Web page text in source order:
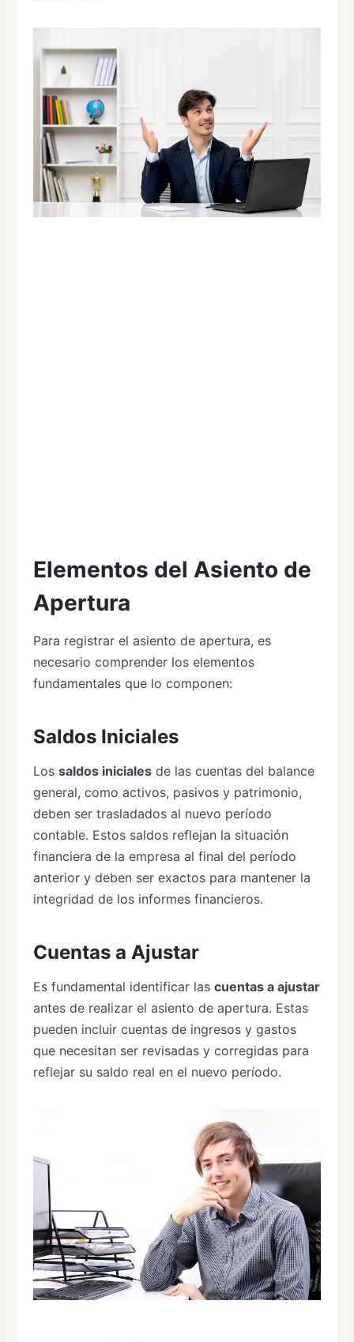
Elementos del Asiento de
Apertura
Para registrar el asiento de apertura, es
necesario comprender los elementos
fundamentales que lo componen:
Saldos Iniciales
Los saldos iniciales de las cuentas del balance
general, como activos, pasivos y patrimonio,
deben ser trasladados al nuevo período
contable. Estos saldos reflejan la situación
financiera de la empresa al final del período
anterior y deben ser exactos para mantener la
integridad de los informes financieros.
Cuentas a Ajustar
Es fundamental identificar las cuentas a ajustar
antes de realizar el asiento de apertura. Estas
pueden incluir cuentas de ingresos y gastos
que necesitan ser revisadas y corregidas para
reflejar su saldo real en el nuevo período.